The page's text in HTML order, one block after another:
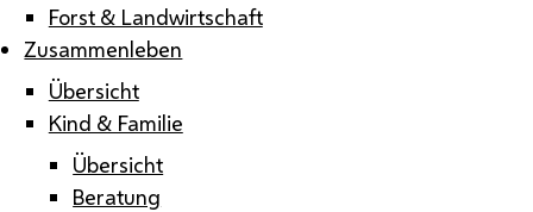
Forst & Landwirtschaft
Zusammenleben
Übersicht
Kind & Familie
Übersicht
Beratung